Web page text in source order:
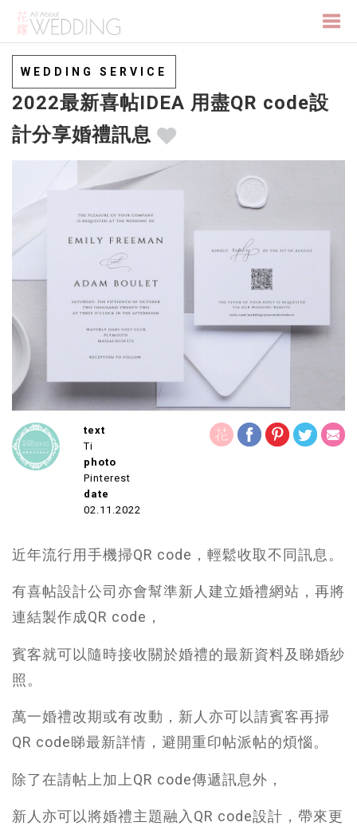
WEDDING SERVICE
2022最新喜帖IDEA 用盡QR code設
計分享婚禮訊息
text
Ti
photo
Pinterest
date
02.11.2022
近年流行用手機掃QR code，輕鬆收取不同訊息。
有喜帖設計公司亦會幫準新人建立婚禮網站，再將
連結製作成QR code，
賓客就可以隨時接收關於婚禮的最新資料及睇婚紗
照。
萬一婚禮改期或有改動，新人亦可以請賓客再掃
QR code睇最新詳情，避開重印帖派帖的煩惱。
除了在請帖上加上QR code傳遞訊息外，
新人亦可以將婚禮主題融入QR code設計，帶來更